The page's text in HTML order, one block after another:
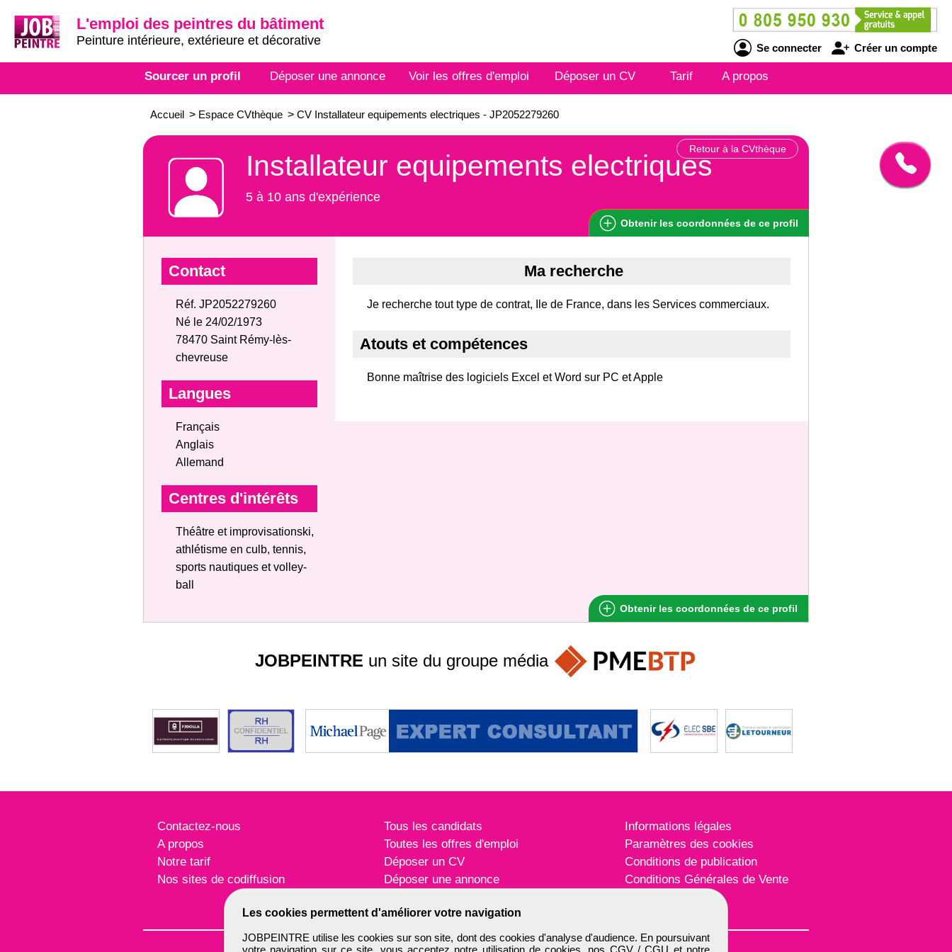
L'emploi des peintres du bâtiment
Peinture intérieure, extérieure et décorative
Se connecter Créer un compte
Sourcer un profil Déposer une annonce Voir les offres d'emploi Déposer un CV Tarif A propos
Accueil > Espace CVthèque > CV Installateur equipements electriques - JP2052279260
Retour à la CVthèque
Installateur equipements electriques
5 à 10 ans d'expérience
Obtenir les coordonnées de ce profil
Contact
Réf. JP2052279260
Né le 24/02/1973
78470 Saint Rémy-lès-
chevreuse
Langues
Français
Anglais
Allemand
Centres d'intérêts
Théâtre et improvisationski,
athlétisme en culb, tennis,
sports nautiques et volley-
ball
Ma recherche
Je recherche tout type de contrat, Ile de France, dans les Services commerciaux.
Atouts et compétences
Bonne maîtrise des logiciels Excel et Word sur PC et Apple
Obtenir les coordonnées de ce profil
Les cookies permettent d'améliorer votre navigation
JOBPEINTRE utilise les cookies sur son site, dont des cookies d'analyse d'audience. En poursuivant
votre navigation sur ce site, vous acceptez notre utilisation de cookies, nos CGV / CGU et notre
JOBPEINTRE un site du groupe média
Contactez-nous
A propos
Notre tarif
Nos sites de codiffusion
Tous les candidats
Toutes les offres d'emploi
Déposer un CV
Déposer une annonce
Informations légales
Paramètres des cookies
Conditions de publication
Conditions Générales de Vente